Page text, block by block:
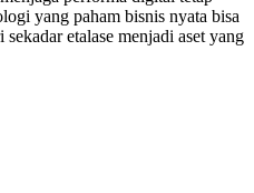
yang paham bisnis nyata bisa
etalase menjadi aset yang